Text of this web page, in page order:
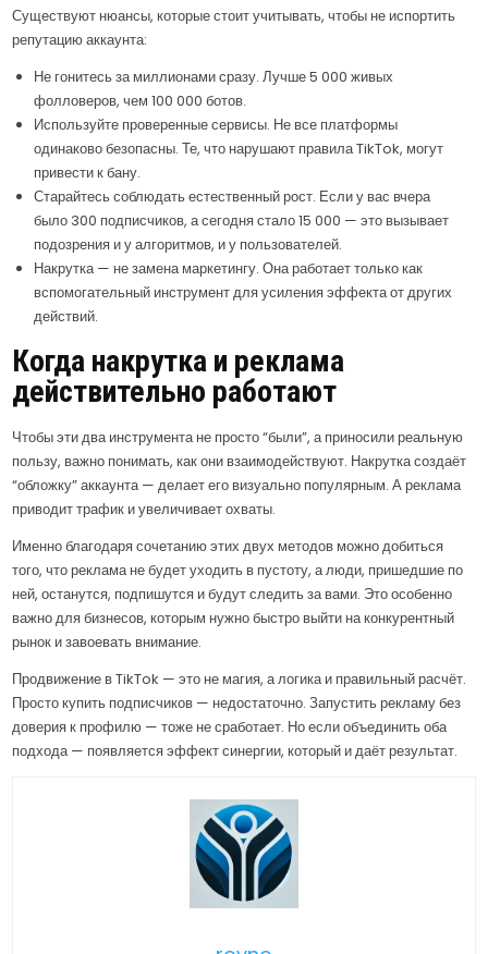
Существуют нюансы, которые стоит учитывать, чтобы не испортить
репутацию аккаунта:
Не гонитесь за миллионами сразу. Лучше 5 000 живых
фолловеров, чем 100 000 ботов.
Используйте проверенные сервисы. Не все платформы
одинаково безопасны. Те, что нарушают правила TikTok, могут
привести к бану.
Старайтесь соблюдать естественный рост. Если у вас вчера
было 300 подписчиков, а сегодня стало 15 000 — это вызывает
подозрения и у алгоритмов, и у пользователей.
Накрутка — не замена маркетингу. Она работает только как
вспомогательный инструмент для усиления эффекта от других
действий.
Когда накрутка и реклама
действительно работают
Чтобы эти два инструмента не просто “были”, а приносили реальную
пользу, важно понимать, как они взаимодействуют. Накрутка создаёт
“обложку” аккаунта — делает его визуально популярным. А реклама
приводит трафик и увеличивает охваты.
Именно благодаря сочетанию этих двух методов можно добиться
того, что реклама не будет уходить в пустоту, а люди, пришедшие по
ней, останутся, подпишутся и будут следить за вами. Это особенно
важно для бизнесов, которым нужно быстро выйти на конкурентный
рынок и завоевать внимание.
Продвижение в TikTok — это не магия, а логика и правильный расчёт.
Просто купить подписчиков — недостаточно. Запустить рекламу без
доверия к профилю — тоже не сработает. Но если объединить оба
подхода — появляется эффект синергии, который и даёт результат.